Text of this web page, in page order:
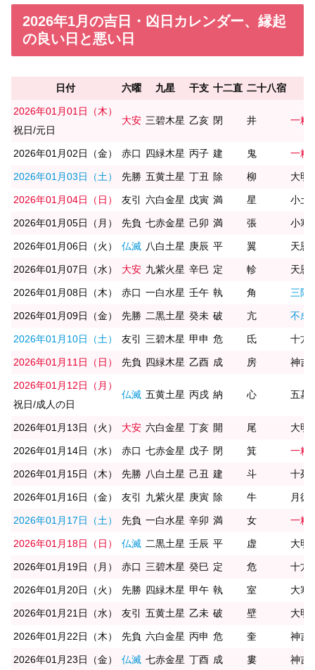
2026年1月の吉日・凶日カレンダー、縁起
の良い日と悪い日
日付 六曜 九星 干支 十二直 二十八宿
2026年01月01日（木）
祝日/元日
大安 三碧木星 乙亥 閉 井 一粒
2026年01月02日（金） 赤口 四緑木星 丙子 建 鬼 一粒
2026年01月03日（土） 先勝 五黄土星 丁丑 除 柳 大明
2026年01月04日（日） 友引 六白金星 戊寅 満 星 小土
2026年01月05日（月） 先負 七赤金星 己卯 満 張 小寒/
2026年01月06日（火） 仏滅 八白土星 庚辰 平 翼 天恩
2026年01月07日（水） 大安 九紫火星 辛巳 定 軫 天恩
2026年01月08日（木） 赤口 一白水星 壬午 執 角 三隣
2026年01月09日（金） 先勝 二黒土星 癸未 破 亢 不成
2026年01月10日（土） 友引 三碧木星 甲申 危 氐 十方
2026年01月11日（日） 先負 四緑木星 乙酉 成 房 神吉
2026年01月12日（月）
祝日/成人の日
仏滅 五黄土星 丙戌 納 心 五墓
2026年01月13日（火） 大安 六白金星 丁亥 開 尾 大明
2026年01月14日（水） 赤口 七赤金星 戊子 閉 箕 一粒
2026年01月15日（木） 先勝 八白土星 己丑 建 斗 十死
2026年01月16日（金） 友引 九紫火星 庚寅 除 牛 月徳
2026年01月17日（土） 先負 一白水星 辛卯 満 女 一粒
2026年01月18日（日） 仏滅 二黒土星 壬辰 平 虚 大明
2026年01月19日（月） 赤口 三碧木星 癸巳 定 危 十方
2026年01月20日（火） 先勝 四緑木星 甲午 執 室 大寒/
2026年01月21日（水） 友引 五黄土星 乙未 破 壁 大明
2026年01月22日（木） 先負 六白金星 丙申 危 奎 神吉
2026年01月23日（金） 仏滅 七赤金星 丁酉 成 婁 神吉